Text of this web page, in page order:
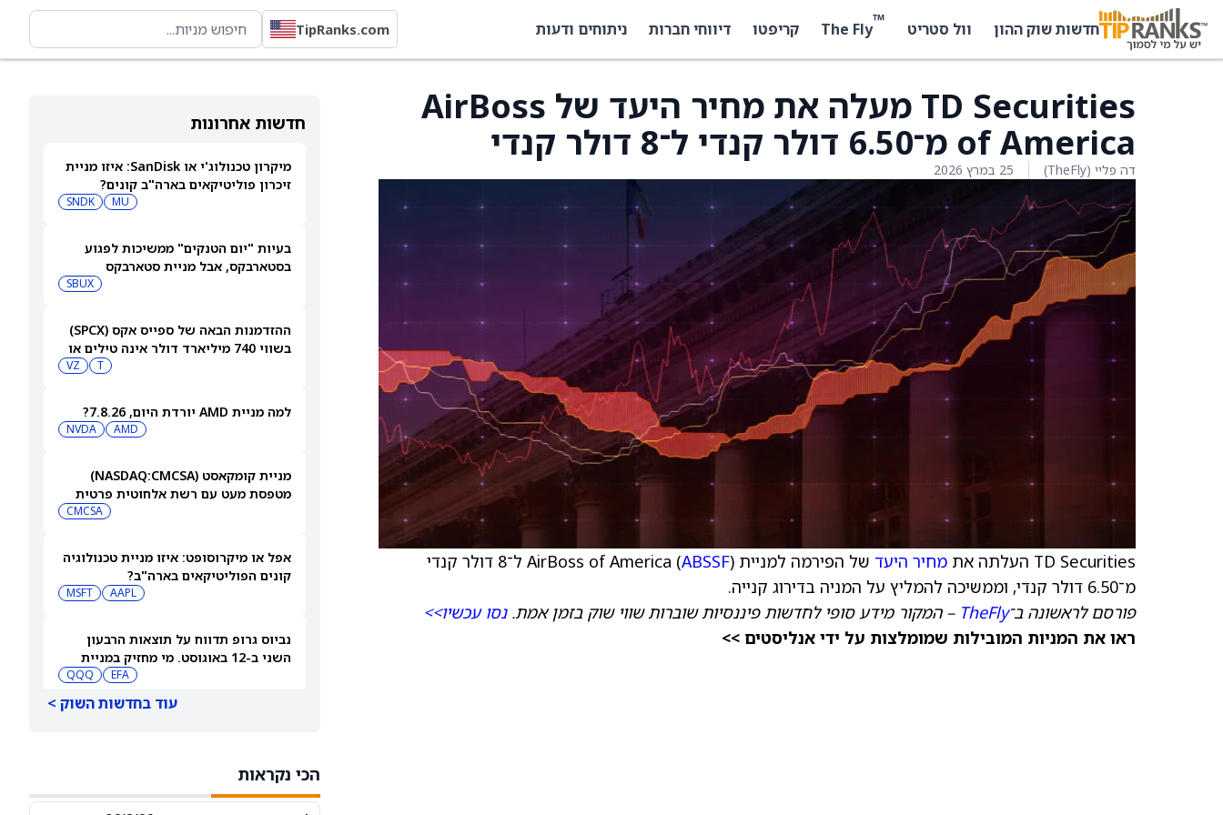
חדשות שוק ההון וול סטריט ™
The Fly קריפטו דיווחי חברות ניתוחים ודעות TipRanks.com
חדשות אחרונות
מיקרון טכנולוג'י או SanDisk: איזו מניית
זיכרון פוליטיקאים בארה"ב קונים?
MU
SNDK
בעיות "יום הטנקים" ממשיכות לפגוע
בסטארבקס, אבל מניית סטארבקס
SBUX
ההזדמנות הבאה של ספייס אקס (SPCX)
בשווי 740 מיליארד דולר אינה טילים או
T
VZ
למה מניית AMD יורדת היום, 7.8.26?
AMD
NVDA
מניית קומקאסט (NASDAQ:CMCSA)
מטפסת מעט עם רשת אלחוטית פרטית
CMCSA
אפל או מיקרוסופט: איזו מניית טכנולוגיה
קונים הפוליטיקאים בארה"ב?
AAPL
MSFT
נביוס גרופ תדווח על תוצאות הרבעון
השני ב-12 באוגוסט. מי מחזיק במניית
EFA
QQQ
ארצ'ר אבייישן תדווח על תוצאות הרבעון
עוד בחדשות השוק >
הכי נקראות
TD Securities מעלה את מחיר היעד של AirBoss
of America מ־6.50 דולר קנדי ל־8 דולר קנדי
דה פליי (TheFly) 25 במרץ 2026
TD Securities העלתה את מחיר היעד של הפירמה למניית AirBoss of America ( ABSSF
) ל־8 דולר קנדי
מ־6.50 דולר קנדי, וממשיכה להמליץ על המניה בדירוג קנייה.
פורסם לראשונה ב־TheFly – המקור מידע סופי לחדשות פיננסיות שוברות שווי שוק בזמן אמת.נסו עכשיו>>
ראו את המניות המובילות שמומלצות על ידי אנליסטים >>